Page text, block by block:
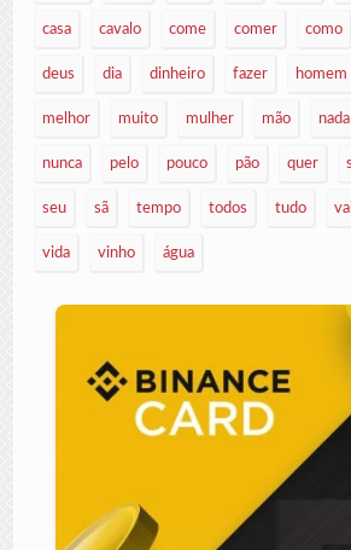
casa cavalo come comer como
deus dia dinheiro fazer homem
melhor muito mulher mão nada
nunca pelo pouco pão quer
seu sã tempo todos tudo
vida vinho água